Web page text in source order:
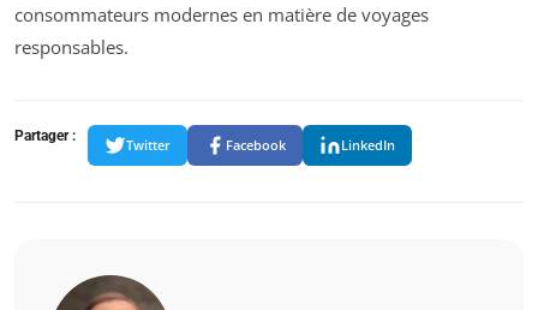
consommateurs modernes en matière de voyages
responsables.
Partager :
Twitter Facebook LinkedIn